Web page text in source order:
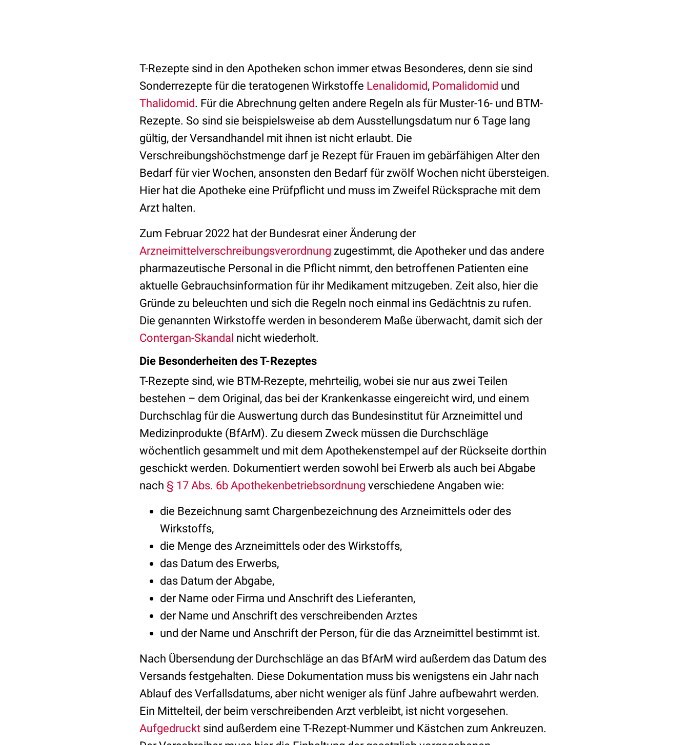
T-Rezepte sind in den Apotheken schon immer etwas Besonderes, denn sie sind
Sonderrezepte für die teratogenen Wirkstoffe Lenalidomid, Pomalidomid und
Thalidomid. Für die Abrechnung gelten andere Regeln als für Muster-16- und BTM-
Rezepte. So sind sie beispielsweise ab dem Ausstellungsdatum nur 6 Tage lang
gültig, der Versandhandel mit ihnen ist nicht erlaubt. Die
Verschreibungshöchstmenge darf je Rezept für Frauen im gebärfähigen Alter den
Bedarf für vier Wochen, ansonsten den Bedarf für zwölf Wochen nicht übersteigen.
Hier hat die Apotheke eine Prüfpflicht und muss im Zweifel Rücksprache mit dem
Arzt halten.
Zum Februar 2022 hat der Bundesrat einer Änderung der
Arzneimittelverschreibungsverordnung zugestimmt, die Apotheker und das andere
pharmazeutische Personal in die Pflicht nimmt, den betroffenen Patienten eine
aktuelle Gebrauchsinformation für ihr Medikament mitzugeben. Zeit also, hier die
Gründe zu beleuchten und sich die Regeln noch einmal ins Gedächtnis zu rufen.
Die genannten Wirkstoffe werden in besonderem Maße überwacht, damit sich der
Contergan-Skandal nicht wiederholt.
Die Besonderheiten des T-Rezeptes
T-Rezepte sind, wie BTM-Rezepte, mehrteilig, wobei sie nur aus zwei Teilen
bestehen – dem Original, das bei der Krankenkasse eingereicht wird, und einem
Durchschlag für die Auswertung durch das Bundesinstitut für Arzneimittel und
Medizinprodukte (BfArM). Zu diesem Zweck müssen die Durchschläge
wöchentlich gesammelt und mit dem Apothekenstempel auf der Rückseite dorthin
geschickt werden. Dokumentiert werden sowohl bei Erwerb als auch bei Abgabe
nach § 17 Abs. 6b Apothekenbetriebsordnung verschiedene Angaben wie:
die Bezeichnung samt Chargenbezeichnung des Arzneimittels oder des
Wirkstoffs,
die Menge des Arzneimittels oder des Wirkstoffs,
das Datum des Erwerbs,
das Datum der Abgabe,
der Name oder Firma und Anschrift des Lieferanten,
der Name und Anschrift des verschreibenden Arztes
und der Name und Anschrift der Person, für die das Arzneimittel bestimmt ist.
Nach Übersendung der Durchschläge an das BfArM wird außerdem das Datum des
Versands festgehalten. Diese Dokumentation muss bis wenigstens ein Jahr nach
Ablauf des Verfallsdatums, aber nicht weniger als fünf Jahre aufbewahrt werden.
Ein Mittelteil, der beim verschreibenden Arzt verbleibt, ist nicht vorgesehen.
Aufgedruckt sind außerdem eine T-Rezept-Nummer und Kästchen zum Ankreuzen.